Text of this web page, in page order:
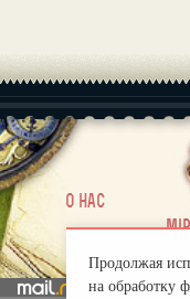
О нас
Продолжая
на обработку